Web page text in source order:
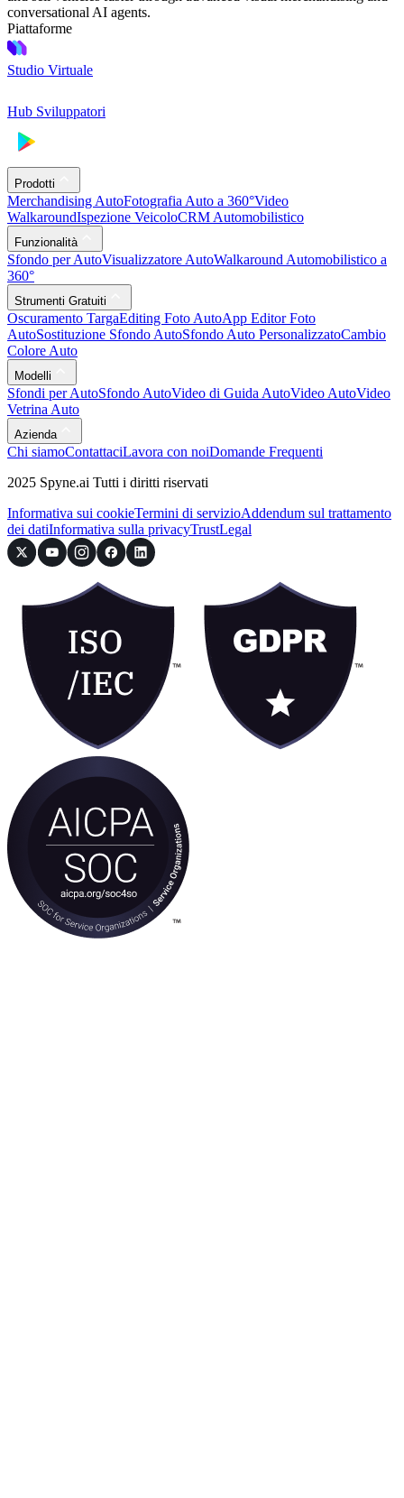
conversational AI agents.
Piattaforme
Studio Virtuale
Hub Sviluppatori
Prodotti
Merchandising AutoFotografia Auto a 360°Video
WalkaroundIspezione VeicoloCRM Automobilistico
Funzionalità
Sfondo per AutoVisualizzatore AutoWalkaround Automobilistico a
360°
Strumenti Gratuiti
Oscuramento TargaEditing Foto AutoApp Editor Foto
AutoSostituzione Sfondo AutoSfondo Auto PersonalizzatoCambio
Colore Auto
Modelli
Sfondi per AutoSfondo AutoVideo di Guida AutoVideo AutoVideo
Vetrina Auto
Azienda
Chi siamoContattaciLavora con noiDomande Frequenti
2025 Spyne.ai Tutti i diritti riservati
Informativa sui cookieTermini di servizioAddendum sul trattamento
dei datiInformativa sulla privacyTrustLegal